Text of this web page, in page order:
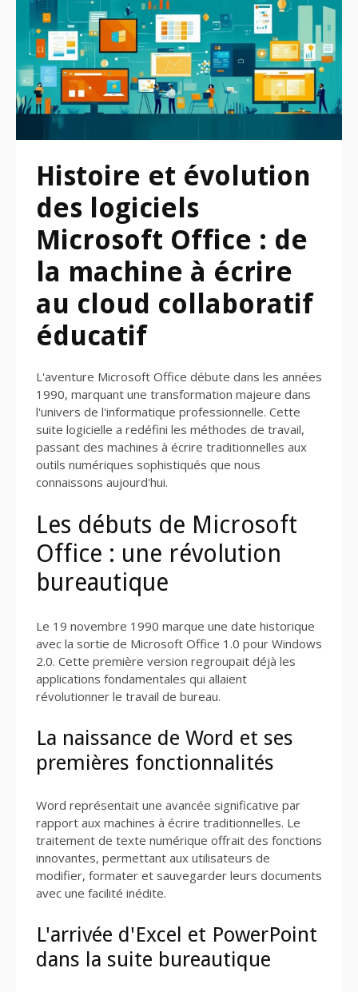
Histoire et évolution
des logiciels
Microsoft Office : de
la machine à écrire
au cloud collaboratif
éducatif
L'aventure Microsoft Office débute dans les années
1990, marquant une transformation majeure dans
l'univers de l'informatique professionnelle. Cette
suite logicielle a redéfini les méthodes de travail,
passant des machines à écrire traditionnelles aux
outils numériques sophistiqués que nous
connaissons aujourd'hui.
Les débuts de Microsoft
Office : une révolution
bureautique
Le 19 novembre 1990 marque une date historique
avec la sortie de Microsoft Office 1.0 pour Windows
2.0. Cette première version regroupait déjà les
applications fondamentales qui allaient
révolutionner le travail de bureau.
La naissance de Word et ses
premières fonctionnalités
Word représentait une avancée significative par
rapport aux machines à écrire traditionnelles. Le
traitement de texte numérique offrait des fonctions
innovantes, permettant aux utilisateurs de
modifier, formater et sauvegarder leurs documents
avec une facilité inédite.
L'arrivée d'Excel et PowerPoint
dans la suite bureautique